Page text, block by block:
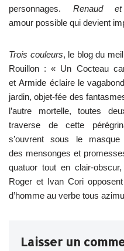
personnages. Renaud
amour possible qui devient
Trois couleurs, le blog du
Rouillon : « Un Cocteau
et Armide éclaire le
jardin, objet-fée des
l’autre mortelle, toutes
traverse de cette
s’ouvrent sous le
des mensonges et
quatuor tout en clair-
Roger et Ivan Cori
d’homme au verbe tous
Laisser un